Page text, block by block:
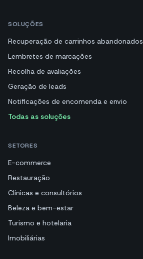
SOLUÇÕES
Recuperação de carrinhos abandonados
Lembretes de marcações
Recolha de avaliações
Geração de leads
Notificações de encomenda e envio
Todas as soluções
SETORES
E-commerce
Restauração
Clínicas e consultórios
Beleza e bem-estar
Turismo e hotelaria
Imobiliárias